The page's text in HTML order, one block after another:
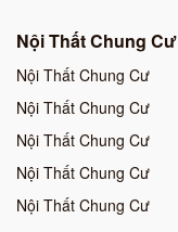
Nội Thất Chung Cư
Nội Thất Chung Cư
Nội Thất Chung Cư
Nội Thất Chung Cư
Nội Thất Chung Cư
Nội Thất Chung Cư